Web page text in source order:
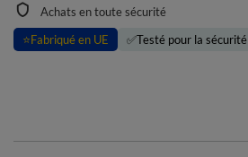
Achats en toute sécurité
⭐Fabriqué en UE ✅Testé pour la sécurité